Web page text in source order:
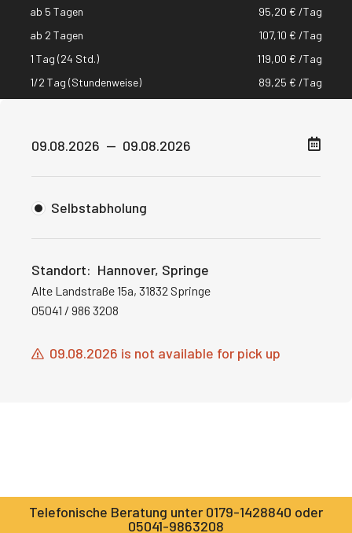
ab 5 Tagen 95,20 € /Tag
ab 2 Tagen
107,10 € /Tag
1 Tag (24 Std.)
119,00 € /Tag
1/2 Tag (Stundenweise)
89,25 € /Tag
Selbstabholung
Standort: Hannover, Springe
Alte Landstraße 15a, 31832 Springe
05041 / 986 3208
09.08.2026 is not available for pick up
Telefonische Beratung unter 0179-1428840 oder
05041-9863208